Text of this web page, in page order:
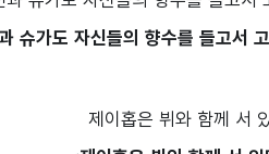
슈가도 자신들의 향수를 들고서